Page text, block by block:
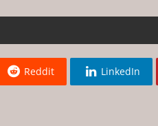
Reddit LinkedIn